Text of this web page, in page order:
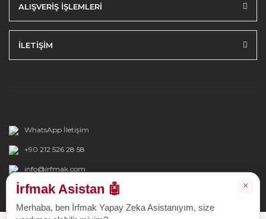
ALIŞVERİŞ İŞLEMLERİ
İLETİŞİM
WhatsApp İletişim
+90 212 526 28 58
info@irfmak.com
×
İrfmak Asistan 🤖
Merhaba, ben İrfmak Yapay Zeka Asistanıyım, size